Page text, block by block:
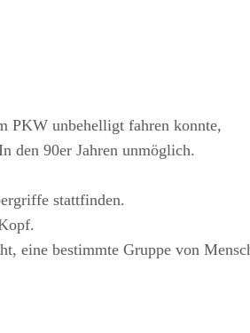
PKW unbehelligt fahren konnte,
den 90er Jahren unmöglich.
stattfinden.
eine bestimmte Gruppe von